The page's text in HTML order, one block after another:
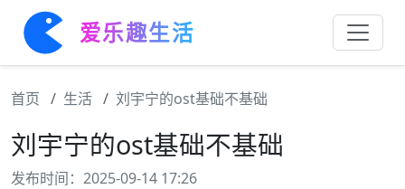
爱乐趣生活
首页 生活 刘宇宁的ost基础不基础
刘宇宁的ost基础不基础
发布时间：2025-09-14 17:26